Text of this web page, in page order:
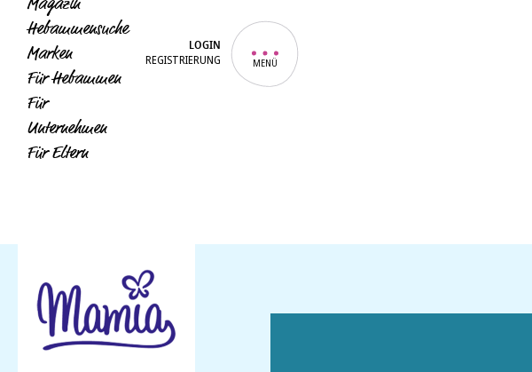
Magazin
Hebammensuche
Marken
Für Hebammen
Für
Unternehmen
Für Eltern
LOGIN
REGISTRIERUNG MENÜ